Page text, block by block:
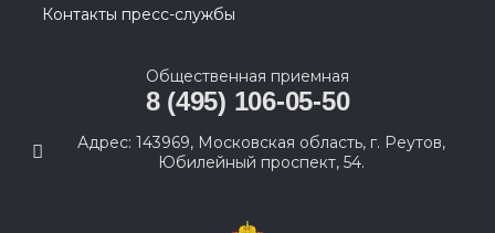
Контакты пресс-службы
Общественная приемная
8 (495) 106-05-50
Адрес: 143969, Московская область, г. Реутов,
Юбилейный проспект, 54.